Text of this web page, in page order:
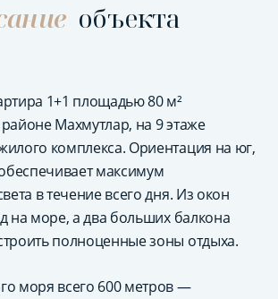
объекта
1+1 площадью 80 м²
Махмутлар, на 9 этаже
комплекса. Ориентация на юг,
максимум
в течение всего дня. Из окон
на море, а два больших балкона
полноценные зоны отдыха.
моря всего 600 метров —